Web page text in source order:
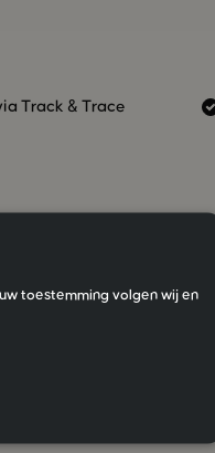
Track & Trace
natuurlijke
werkt met de
haar. Dat is
toestemming volgen wij en